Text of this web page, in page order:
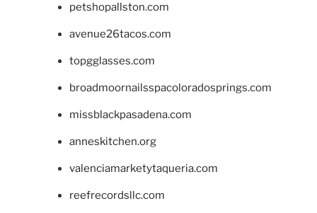
petshopallston.com
avenue26tacos.com
topgglasses.com
broadmoornailsspacoloradosprings.com
missblackpasadena.com
anneskitchen.org
valenciamarketytaqueria.com
reefrecordsllc.com